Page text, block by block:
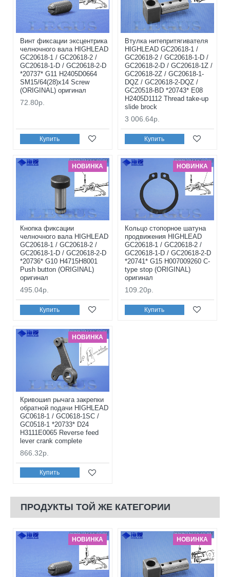
Винт фиксации эксцентрика
челночного вала HIGHLEAD
GC20618-1 / GC20618-2 /
GC20618-1-D / GC20618-2-D
*20737* G11 H2405D0664
SM15/64(28)x14 Screw
(ORIGINAL) оригинал
72.80р.
Купить
Втулка нитепритягивателя
HIGHLEAD GC20618-1 /
GC20618-2 / GC20618-1-D /
GC20618-2-D / GC20618-1Z /
GC20618-2Z / GC20618-1-
DQZ / GC20618-2-DQZ /
GC20518-BD *20743* E08
H2405D1112 Thread take-up
slide brock
3 006.64р.
Купить
НОВИНКА
Кнопка фиксации
челночного вала HIGHLEAD
GC20618-1 / GC20618-2 /
GC20618-1-D / GC20618-2-D
*20736* G10 H4715H8001
Push button (ORIGINAL)
оригинал
495.04р.
Купить
НОВИНКА
Кольцо стопорное шатуна
продвижения HIGHLEAD
GC20618-1 / GC20618-2 /
GC20618-1-D / GC20618-2-D
*20741* G15 H007009260 C-
type stop (ORIGINAL)
оригинал
109.20р.
Купить
НОВИНКА
Кривошип рычага закрепки
обратной подачи HIGHLEAD
GC0618-1 / GC0618-1SC /
GC0518-1 *20733* D24
H3111E0065 Reverse feed
lever crank complete
866.32р.
Купить
ПРОДУКТЫ ТОЙ ЖЕ КАТЕГОРИИ
НОВИНКА НОВИНКА